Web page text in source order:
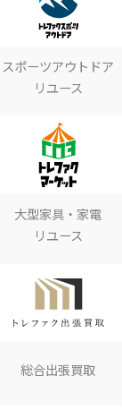
スポーツアウトドア
リユース
大型家具・家電
リユース
総合出張買取